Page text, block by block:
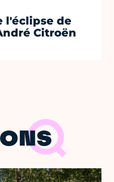
l'éclipse de
Citroën